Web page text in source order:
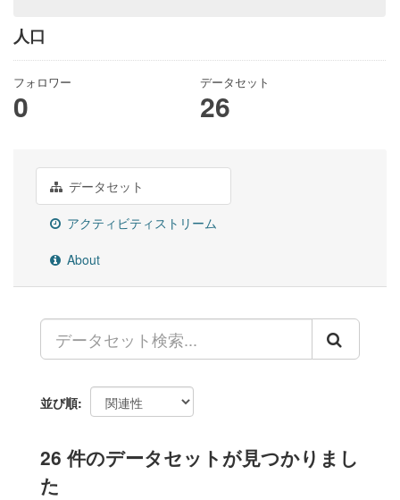
人口
フォロワー
0
データセット
26
データセット
アクティビティストリーム
About
並び順
26 件のデータセットが見つかりまし
た